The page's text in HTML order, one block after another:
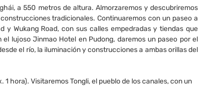
a 550 metros de altura. Almorzaremos y descubriremos
tradicionales. Continuaremos con un paseo a
Wukang Road, con sus calles empedradas y tiendas que
lujoso Jinmao Hotel en Pudong, daremos un paseo por el
el río, la iluminación y construcciones a ambas orillas del
hora). Visitaremos Tongli, el pueblo de los canales, con un